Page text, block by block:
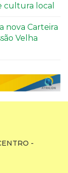
cultura local
nova Carteira
Velha
-